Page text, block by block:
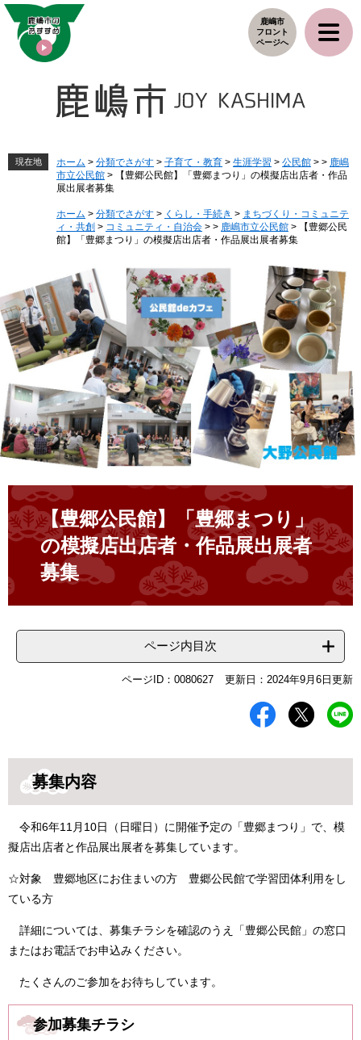
ペ
メ
鹿嶋市
フロント
ページへ
現在地 ホーム > 分類でさがす > 子育て・教育 > 生涯学習 > 公民館 > > 鹿嶋
市立公民館 >
【豊郷公民館】「豊郷まつり」の模擬店出店者・作品
展出展者募集
ホーム > 分類でさがす > くらし・手続き > まちづくり・コミュニテ
ィ・共創 > コミュニティ・自治会 > > 鹿嶋市立公民館 >
【豊郷公民
館】「豊郷まつり」の模擬店出店者・作品展出展者募集
本
文
【豊郷公民館】「豊郷まつり」
の模擬店出店者・作品展出展者
募集
ページ内目次
ページID：0080627 更新日：2024年9月6日更新
募集内容
令和6年11月10日（日曜日）に開催予定の「豊郷まつり」で、模
擬店出店者と作品展出展者を募集しています。
☆対象 豊郷地区にお住まいの方 豊郷公民館で学習団体利用をし
ている方
詳細については、募集チラシを確認のうえ「豊郷公民館」の窓口
またはお電話でお申込みください。
たくさんのご参加をお待ちしています。
参加募集チラシ